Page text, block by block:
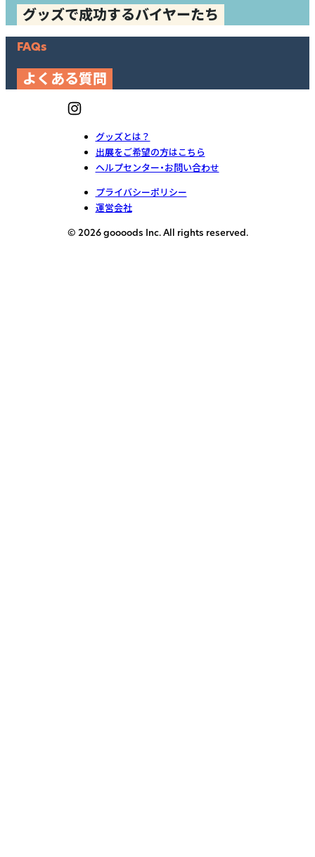
グッズで成功するバイヤーたち
FAQs
よくある質問
グッズとは？
出展をご希望の方はこちら
ヘルプセンター・お問い合わせ
プライバシーポリシー
運営会社
© 2026 goooods Inc. All rights reserved.